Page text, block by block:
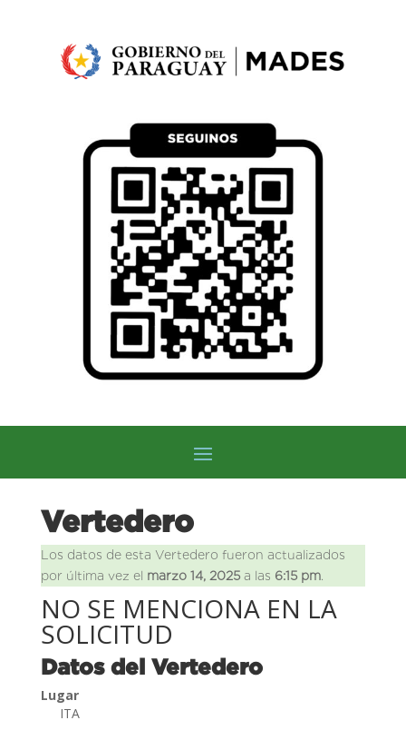
Vertedero
Los datos de esta Vertedero fueron actualizados
por última vez el marzo 14, 2025a las 6:15 pm.
NO SE MENCIONA EN LA
SOLICITUD
Datos del Vertedero
Lugar
ITA